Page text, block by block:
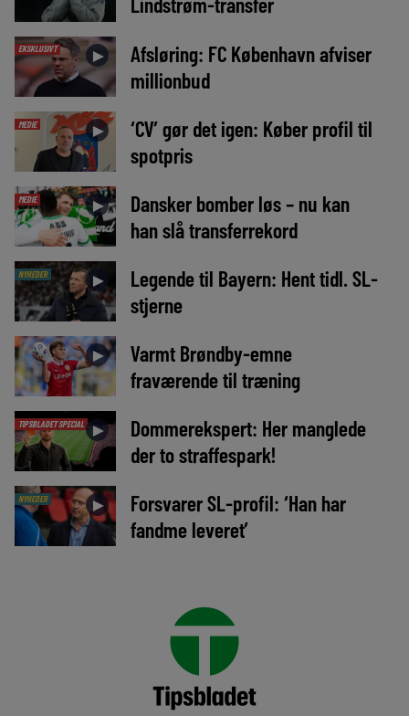
EKSKLUSIVT ►
Afsløring: FC København afviser
millionbud
MEDIE ►
‘CV’ gør det igen: Køber profil til
spotpris
MEDIE ►
Dansker bomber løs – nu kan
han slå transferrekord
NYHEDER ►
Legende til Bayern: Hent tidl. SL-
stjerne
►
Varmt Brøndby-emne
fraværende til træning
TIPSBLADET SPECIAL ►
Dommerekspert: Her manglede
der to straffespark!
NYHEDER ►
Forsvarer SL-profil: ‘Han har
fandme leveret’